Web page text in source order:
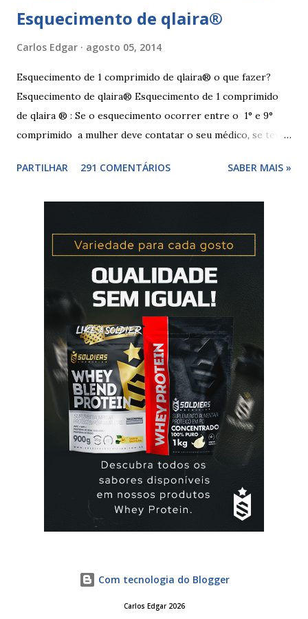
Esquecimento de qlaira®
Carlos Edgar agosto 05, 2014
Esquecimento de 1 comprimido de qlaira® o que fazer?
Esquecimento de qlaira® Esquecimento de 1 comprimido
de qlaira ® : Se o esquecimento ocorrer entre o 1° e 9°
comprimido a mulher deve contatar o seu médico, se teve
comprimido(s) esquecidos, continuar a tomar os restantes
esquecimento. Se o esquecimento ocorrer entre o 10° e o
17° comprimido a mulher deve tomar o comprimido
esquecido e usar preservativo durante os 9 dias seguintes.
Se o esquecimento ocorrer entre o 18° e o 24°
comprimido a mulher deve iniciar nova cartela ou carteira
de qlaira ® e usar preservativo nos 9 dias seguintes. Se o
esquecimento ocorrer entre o 25° e o 26° comprimido a
mulher deve tomar o comprimido esquecido e continuar
tomando os restantes. Se...
PARTILHAR 291 COMENTÁRIOS SABER MAIS »
Com tecnologia do Blogger
Carlos Edgar 2026